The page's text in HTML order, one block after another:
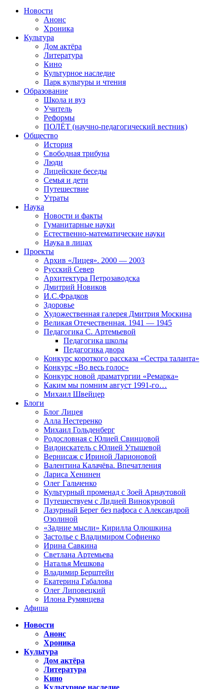
Новости
Анонс
Хроника
Культура
Дом актёра
Литература
Кино
Культурное наследие
Парк культуры и чтения
Образование
Школа и вуз
Учитель
Реформы
ПОЛЁТ (научно-педагогический вестник)
Общество
История
Свободная трибуна
Люди
Лицейские беседы
Семья и дети
Путешествие
Утраты
Наука
Новости и факты
Гуманитарные науки
Естественно-математические науки
Наука в лицах
Проекты
Архив «Лицея». 2000 — 2003
Русский Север
Архитектура Петрозаводска
Дмитрий Новиков
И.С.Фрадков
Здоровье
Художественная галерея Дмитрия Москина
Великая Отечественная. 1941 — 1945
Педагогика С. Артемьевой
Педагогика школы
Педагогика двора
Конкурс короткого рассказа «Сестра таланта»
Конкурс «Во весь голос»
Конкурс новой драматургии «Ремарка»
Каким мы помним август 1991-го…
Михаил Швейцер
Блоги
Блог Лицея
Алла Нестеренко
Михаил Гольденберг
Родословная с Юлией Свинцовой
Видоискатель с Юлией Утышевой
Вернисаж с Ириной Ларионовой
Валентина Калачёва. Впечатления
Лариса Хенинен
Олег Гальченко
Культурный променад с Зоей Арнаутовой
Путешествуем с Лидией Винокуровой
Лазурный Берег без пафоса с Александрой
Озолиной
«Задние мысли» Кирилла Олюшкина
Застолье с Владимиром Софиенко
Ирина Савкина
Светлана Артемьева
Наталья Мешкова
Владимир Берштейн
Екатерина Габалова
Олег Липовецкий
Илона Румянцева
Афиша
Новости
Анонс
Хроника
Культура
Дом актёра
Литература
Кино